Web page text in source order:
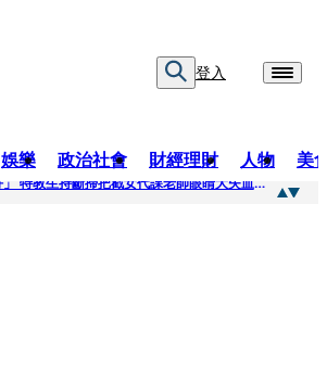
登入
娛樂 政治社會 財經理財 人物 美
一句「請回去坐好」 特教生持斷掃把戳女代課老師眼睛大失血近失明